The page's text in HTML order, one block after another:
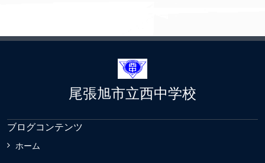
尾張旭市立西中学校
ブログコンテンツ
ホーム